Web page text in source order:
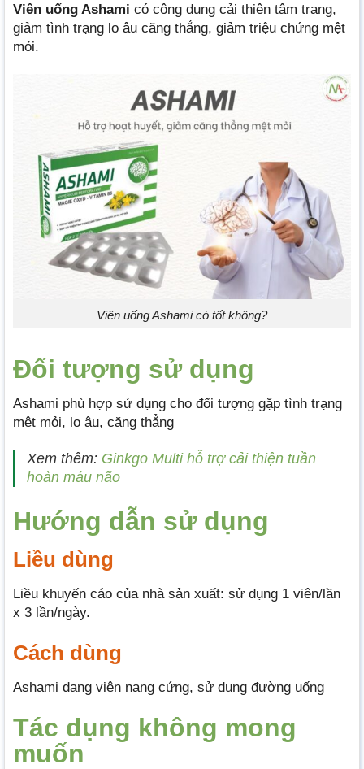
Viên uống Ashami có công dụng cải thiện tâm trạng,
giảm tình trạng lo âu căng thẳng, giảm triệu chứng mệt
mỏi.
Viên uống Ashami có tốt không?
Đối tượng sử dụng
Ashami phù hợp sử dụng cho đối tượng gặp tình trạng
mệt mỏi, lo âu, căng thẳng
Xem thêm: Ginkgo Multi hỗ trợ cải thiện tuần
hoàn máu não
Hướng dẫn sử dụng
Liều dùng
Liều khuyến cáo của nhà sản xuất: sử dụng 1 viên/lần
x 3 lần/ngày.
Cách dùng
Ashami dạng viên nang cứng, sử dụng đường uống
Tác dụng không mong
muốn